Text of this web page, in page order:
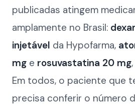
publicadas atingem
amplamente no Brasil:
injetável da Hypofarma,
mg e rosuvastatina 20 mg
Em todos, o paciente que
precisa conferir o número